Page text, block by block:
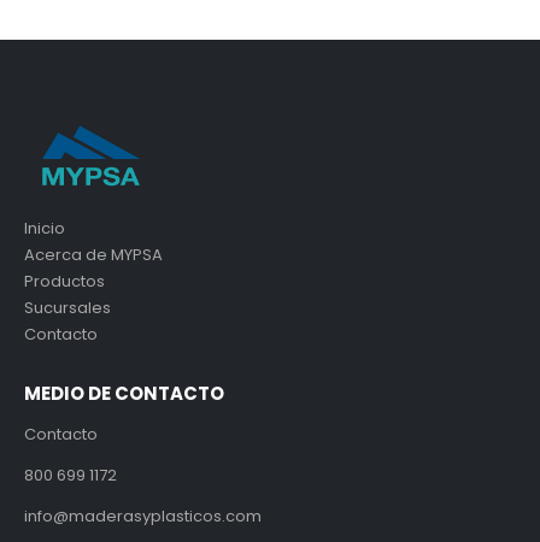
Inicio
Acerca de MYPSA
Productos
Sucursales
Contacto
MEDIO DE CONTACTO
Contacto
800 699 1172
info@maderasyplasticos.com